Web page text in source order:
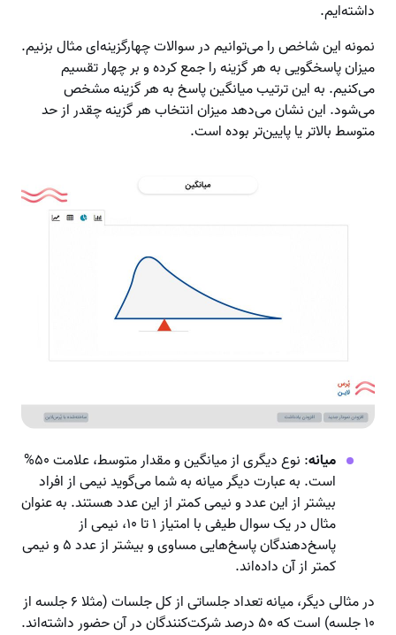
داشته‌ایم.
نمونه این شاخص را می‌توانیم در سوالات چهارگزینه‌ای مثال بزنیم.
میزان پاسخگویی به هر گزینه را جمع کرده و بر چهار تقسیم
می‌کنیم. به این ترتیب میانگین پاسخ به هر گزینه مشخص
می‌شود. این نشان می‌دهد میزان انتخاب هر گزینه چقدر از حد
متوسط بالاتر یا پایین‌تر بوده است.
میانه
: نوع دیگری از میانگین و مقدار متوسط، علامت ۵۰%
است. به عبارت دیگر میانه به شما می‌گوید نیمی از افراد
بیشتر از این عدد و نیمی کمتر از این عدد هستند. به عنوان
مثال در یک سوال طیفی با امتیاز ۱ تا ۱۰، نیمی از
پاسخ‌دهندگان پاسخ‌هایی مساوی و بیشتر از عدد ۵ و نیمی
کمتر از آن داده‌اند.
در مثالی دیگر، میانه تعداد جلساتی از کل جلسات (مثلا ۶ جلسه از
۱۰ جلسه) است که ۵۰ درصد شرکت‌کنندگان در آن حضور داشته‌اند.